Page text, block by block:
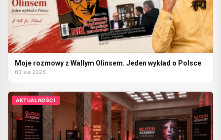
Moje rozmowy z Wallym Olinsem. Jeden wykład o Polsce
03 sie 2026
AKTUALNOŚCI